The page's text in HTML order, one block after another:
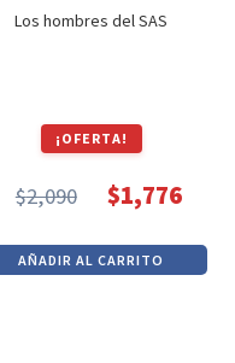
Los hombres del SAS
¡OFERTA!
$2,090
precio
original
$1,776
precio
actual
AÑADIR AL CARRITO